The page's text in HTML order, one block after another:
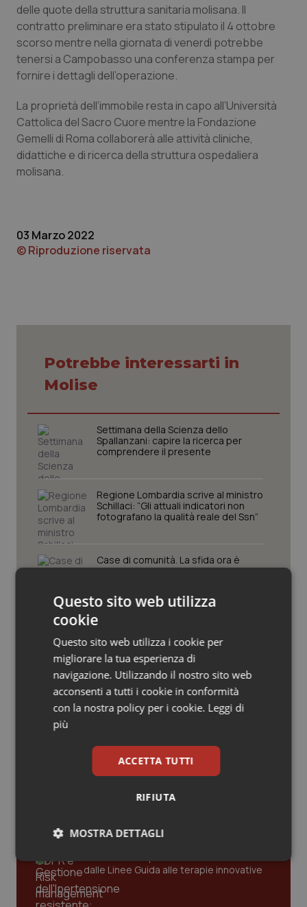
Campania
Emilia-Romagna
Friuli Venezia Giulia
Lazio
Liguria
Marche
Provincia Autonoma di Bolzano
Provincia Autonoma di Trento
Puglia
Sardegna
Sicilia
Toscana
Umbria
Valle D’Aosta
Veneto
Car-T
Colesterolo & coronaropatie
Dermatite Atopica
Diabete & glucometri
Disturbi dell’umore
Donna & Salute
Infezioni & Febbre
Ipertensione & Scompenso
Malattie rare
Malattia di Crohn & Rettocolite Ulcerosa
Neuroscienze & patologie neurodegenerative
Obesità
Oftalmologia
Oncodermatologia
Oncoematologia
Oncologia & Nutrizione
Psoriasi & pelle
Quotidiano Cardiologia
Quotidiano Chirurgia
Rene & patologie urogenitali
delle quote della struttura sanitaria molisana. Il
contratto preliminare era stato stipulato il 4 ottobre
scorso mentre nella giornata di venerdì potrebbe
tenersi a Campobasso una conferenza stampa per
fornire i dettagli dell’operazione.
La proprietà dell’immobile resta in capo all’Università
Cattolica del Sacro Cuore mentre la Fondazione
Gemelli di Roma collaborerà alle attività cliniche,
didattiche e di ricerca della struttura ospedaliera
molisana.
03 Marzo 2022
© Riproduzione riservata
Potrebbe interessarti in
Molise
Settimana della Scienza dello
Spallanzani: capire la ricerca per
comprendere il presente
Regione Lombardia scrive al ministro
Schillaci: “Gli attuali indicatori non
fotografano la qualità reale del Ssn”
Case di comunità. La sfida ora è
riempirle di professionisti e servizi. Il
San Raffaele di Milano. Ispezioni e
criticità riscontrate, stop al
laboratorio di Embriologia
Cloud sanitario: infrastrutture,
compliance, GDPR e Risk management
dalle Linee Guida alle terapie innovative
Questo sito web utilizza
cookie
Questo sito web utilizza i cookie per
migliorare la tua esperienza di
navigazione. Utilizzando il nostro sito web
acconsenti a tutti i cookie in conformità
con la nostra policy per i cookie. Leggi di
più
ACCETTA TUTTI
RIFIUTA
MOSTRA DETTAGLI
Necessari Statistici Marketing